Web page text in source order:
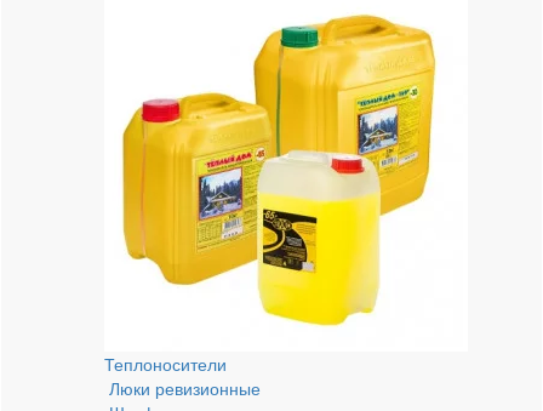
Теплоносители
Люки ревизионные